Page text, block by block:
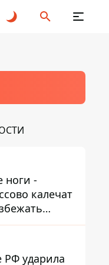
ноги -
калечат
ударила